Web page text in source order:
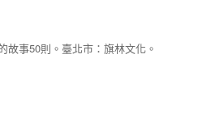
故事50則。臺北市：旗林文化。